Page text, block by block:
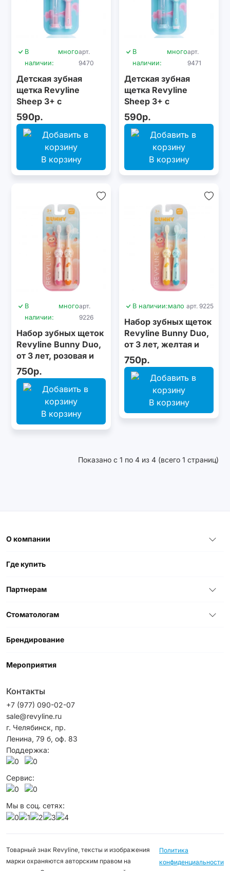
В
наличии:
многоарт.
9470
Детская зубная
щетка Revyline
Sheep 3+ с
песочными часами,
розовая
590р.
В корзину
В
наличии:
многоарт.
9471
Детская зубная
щетка Revyline
Sheep 3+ с
песочными часами,
голубая
590р.
В корзину
В
наличии:
многоарт.
9226
Набор зубных щеток
Revyline Bunny Duo,
от 3 лет, розовая и
оранжевая
750р.
В корзину
В наличии:мало арт. 9225
Набор зубных щеток
Revyline Bunny Duo,
от 3 лет, желтая и
голубая
750р.
В корзину
Показано с 1 по 4 из 4 (всего 1 страниц)
О компании
Где купить
Партнерам
Стоматологам
Брендирование
Мероприятия
Контакты
+7 (977) 090-02-07
sale@revyline.ru
г. Челябинск, пр.
Ленина, 79 б, оф. 83
Поддержка:
Сервис:
Мы в соц. сетях:
Товарный знак Revyline, тексты и изображения
марки охраняются авторским правом на
Политика
конфиденциальности